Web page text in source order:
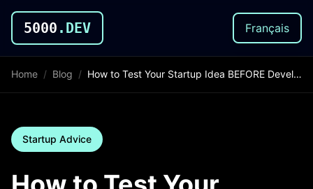
5000 .DEV Français
Home / Blog / How to Test Your Startup Idea BEFORE Developing
Startup Advice